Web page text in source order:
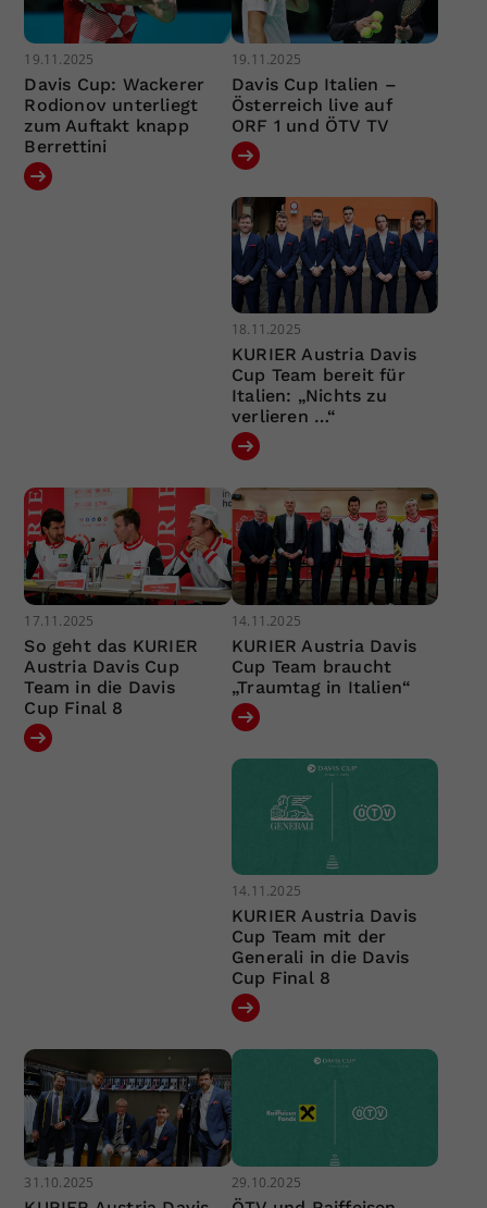
19.11.2025
Davis Cup: Wackerer
Rodionov unterliegt
zum Auftakt knapp
Berrettini
19.11.2025
Davis Cup Italien –
Österreich live auf
ORF 1 und ÖTV TV
18.11.2025
KURIER Austria Davis
Cup Team bereit für
Italien: „Nichts zu
verlieren …“
17.11.2025
So geht das KURIER
Austria Davis Cup
Team in die Davis
Cup Final 8
14.11.2025
KURIER Austria Davis
Cup Team braucht
„Traumtag in Italien“
14.11.2025
KURIER Austria Davis
Cup Team mit der
Generali in die Davis
Cup Final 8
31.10.2025 29.10.2025